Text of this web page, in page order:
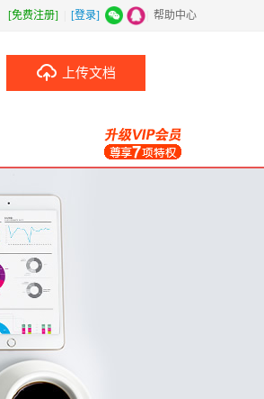
[免费注册] [登录] 帮助中心
上传文档